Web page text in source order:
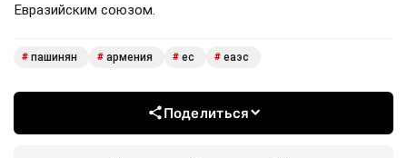
Евразийским союзом.
# пашинян # армения # ес # еаэс
Поделиться